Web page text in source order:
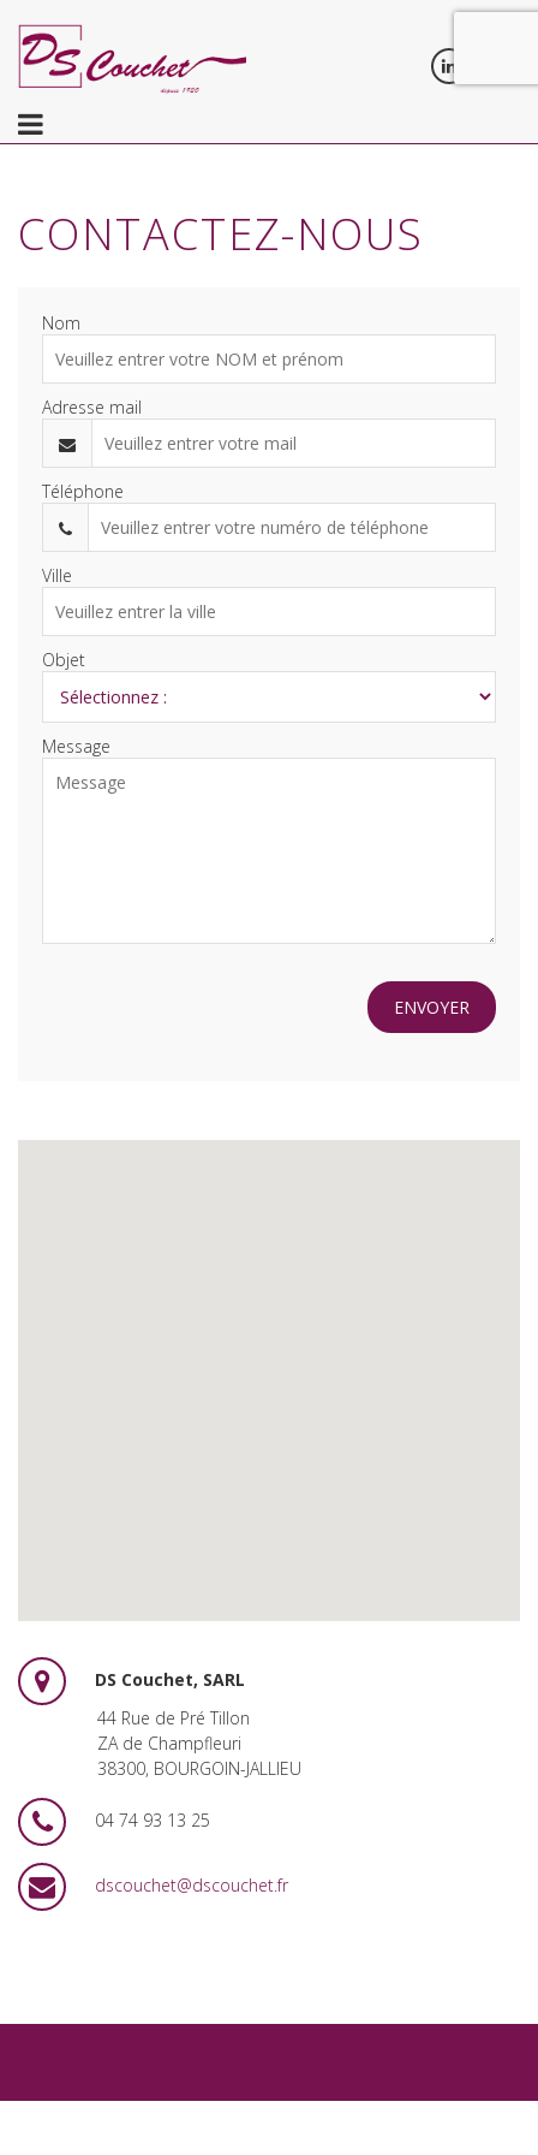
CONTACTEZ-NOUS
Nom
Adresse mail
Téléphone
Ville
Objet
Message
ENVOYER
DS Couchet, SARL
44 Rue de Pré Tillon
ZA de Champfleuri
38300, BOURGOIN-JALLIEU
04 74 93 13 25
dscouchet@dscouchet.fr